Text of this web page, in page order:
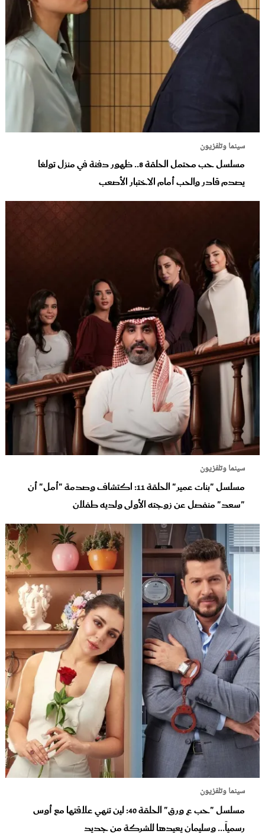
سينما وتلفزيون
مسلسل حب محتمل الحلقة 8.. ظهور دفنة في منزل تولغا
يصدم قادر والحب أمام الاختبار الأصعب
سينما وتلفزيون
مسلسل "بنات عمير" الحلقة 11: اكتشاف وصدمة "أمل" أن
"سعد" منفصل عن زوجته الأولى ولديه طفلان
سينما وتلفزيون
مسلسل "حب ع ورق" الحلقة 40: لين تنهي علاقتها مع أوس
رسمياً... وسليمان يعيدها للشركة من جديد